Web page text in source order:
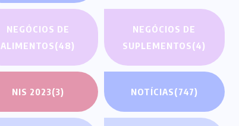
NEGÓCIOS DE
ALIMENTOS(48)
NEGÓCIOS DE
SUPLEMENTOS(4)
NIS 2023(3) NOTÍCIAS(747)